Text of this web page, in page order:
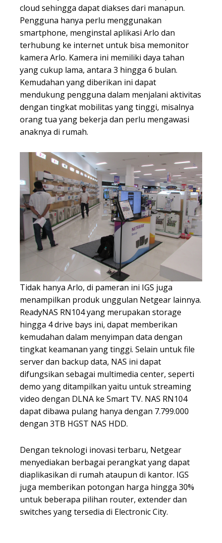
cloud sehingga dapat diakses dari manapun.
Pengguna hanya perlu menggunakan
smartphone, menginstal aplikasi Arlo dan
terhubung ke internet untuk bisa memonitor
kamera Arlo. Kamera ini memiliki daya tahan
yang cukup lama, antara 3 hingga 6 bulan.
Kemudahan yang diberikan ini dapat
mendukung pengguna dalam menjalani aktivitas
dengan tingkat mobilitas yang tinggi, misalnya
orang tua yang bekerja dan perlu mengawasi
anaknya di rumah.
Tidak hanya Arlo, di pameran ini IGS juga
menampilkan produk unggulan Netgear lainnya.
ReadyNAS RN104 yang merupakan storage
hingga 4 drive bays ini, dapat memberikan
kemudahan dalam menyimpan data dengan
tingkat keamanan yang tinggi. Selain untuk file
server dan backup data, NAS ini dapat
difungsikan sebagai multimedia center, seperti
demo yang ditampilkan yaitu untuk streaming
video dengan DLNA ke Smart TV. NAS RN104
dapat dibawa pulang hanya dengan 7.799.000
dengan 3TB HGST NAS HDD.
Dengan teknologi inovasi terbaru, Netgear
menyediakan berbagai perangkat yang dapat
diaplikasikan di rumah ataupun di kantor. IGS
juga memberikan potongan harga hingga 30%
untuk beberapa pilihan router, extender dan
switches yang tersedia di Electronic City.